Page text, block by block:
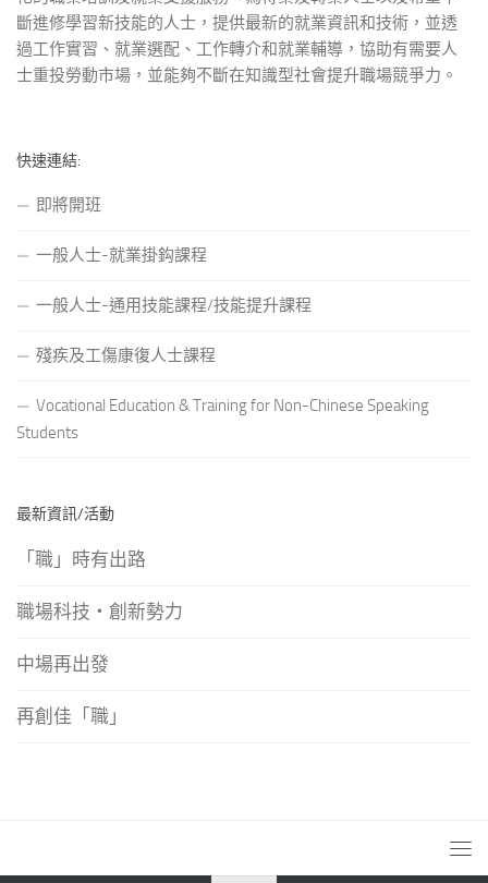
斷進修學習新技能的人士，提供最新的就業資訊和技術，並透
過工作實習、就業選配、工作轉介和就業輔導，協助有需要人
士重投勞動市場，並能夠不斷在知識型社會提升職場競爭力。
快速連結:
即將開班
一般人士-就業掛鈎課程
一般人士-通用技能課程/技能提升課程
殘疾及工傷康復人士課程
Vocational Education & Training for Non-Chinese Speaking
Students
最新資訊/活動
「職」時有出路
職場科技‧創新勢力
中場再出發
再創佳「職」